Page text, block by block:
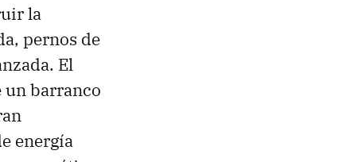
la
pernos de
El
un barranco
energía